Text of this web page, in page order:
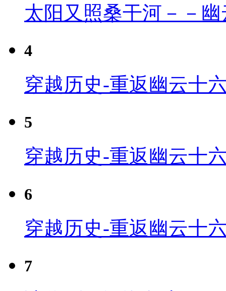
太阳又照桑干河－－
4
穿越历史-重返幽云十
5
穿越历史-重返幽云十
6
穿越历史-重返幽云十
7